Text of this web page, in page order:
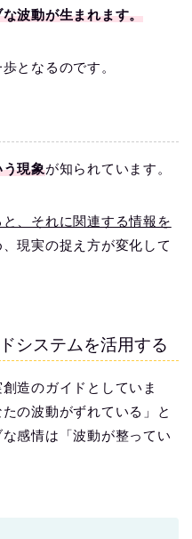
波動が生まれます。
となるのです。
う現象が知られています。
、それに関連する情報を
、現実の捉え方が変化して
システムを活用する
造のガイドとしていま
の波動がずれている」と
感情は「波動が整ってい